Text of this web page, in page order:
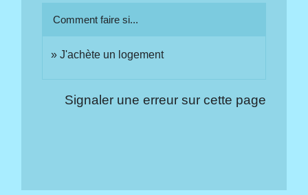
Comment faire si...
J'achète un logement
Signaler une erreur sur cette page